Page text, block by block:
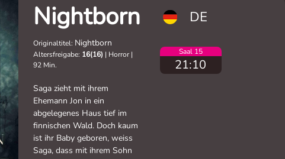
Nightborn
Originaltitel: Nightborn
Altersfreigabe: 16(16) | Horror |
92 Min.
Saga zieht mit ihrem
Ehemann Jon in ein
abgelegenes Haus tief im
finnischen Wald. Doch kaum
ist ihr Baby geboren, weiss
Saga, dass mit ihrem Sohn
DE
Saal 15
21:10